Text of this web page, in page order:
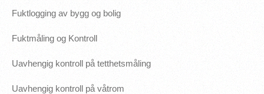
Fuktlogging av bygg og bolig
Fuktmåling og Kontroll
Uavhengig kontroll på tetthetsmåling
Uavhengig kontroll på våtrom